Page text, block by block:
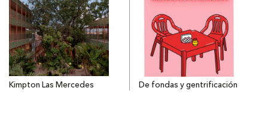
Kimpton Las Mercedes De fondas y gentrificación